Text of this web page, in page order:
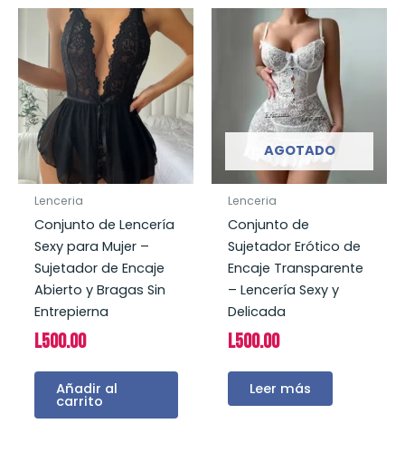
Lenceria
Conjunto de Lencería
Sexy para Mujer –
Sujetador de Encaje
Abierto y Bragas Sin
Entrepierna
L500.00
Añadir al
carrito
AGOTADO
Lenceria
Conjunto de
Sujetador Erótico de
Encaje Transparente
– Lencería Sexy y
Delicada
L500.00
Leer más